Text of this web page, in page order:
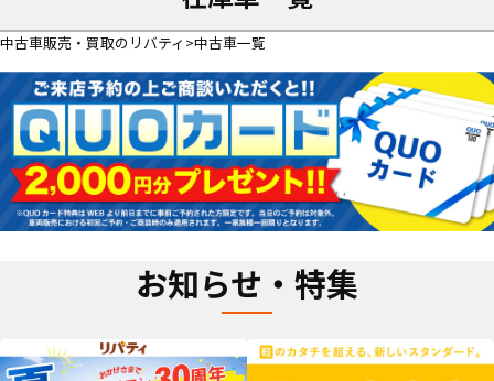
中古車販売・買取のリバティ 中古車一覧
お知らせ・特集